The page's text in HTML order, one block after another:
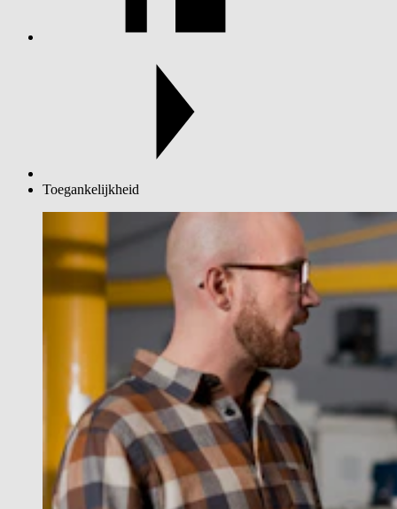
Toegankelijkheid